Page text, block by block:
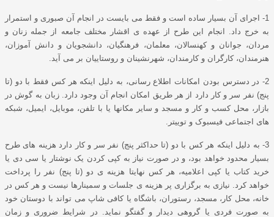
1- اجرای آن بسیار ساده است و فقط می بایست در انجام آن صبوری و استمرار
به خرج داد. انجام این طرح از عهده ی اقشار مختلف جامعه از جمله زنان و
مردان، جوانان و کهنسالان، معلمان، فرهنگیان، دانشجویان و دانش آموزان،
هنرمندان، کارگران و کارمندان، شهرنشینان و روستاییان بر می آید.
2- در دسترس بودن امکانات اطلاع رسانی، به دلیل اینکه هر کس فقط با دو (تا
پنج) نفر سر و کار دارد از هر طریق امکان انجام آن وجود دارد. زبان به گوش در
بازار، محل کسب و کار و مسجد و سایر مکانها یا با تلفن، موبایل، ایمیل، شبکه
های اجتماعی فیسبوک و توییتر.
3- به دلیل اینکه هر کس با دو (تا حداکثر پنج) نفر سر و کار دارد هزینه های طرح
بسیار محدود خواهد بود، و در صورت نیاز به کپی کردن یک نوشتار یا سی دی یا
خرید کتاب یا کپی اعلامیه، هر کس نهایتا هزینه ی دو (تا پنج) نفر را پرداخت
خواهد کرد. نیازی به برگزاری پر هزینه ی جلسات و سمینارها نیست و هر کس در
خانه، محل کار، مسجد، رستوران، باشگاه یا کافی شاپ می تواند با دوستان خود
به صورت فردی یا گروهی دیدار و گفتگو نماید. در شرایط ضروری و زمان